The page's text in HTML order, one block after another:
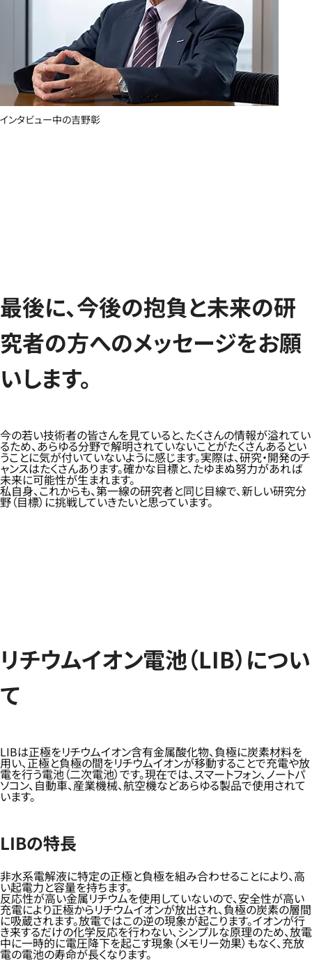
インタビュー中の吉野彰
最後に、今後の抱負と未来の研
究者の方へのメッセージをお願
いします。
今の若い技術者の皆さんを見ていると、たくさんの情報が溢れてい
るため、あらゆる分野で解明されていないことがたくさんあるとい
うことに気が付いていないように感じます。実際は、研究・開発のチ
ャンスはたくさんあります。確かな目標と、たゆまぬ努力があれば
未来に可能性が生まれます。
私自身、これからも、第一線の研究者と同じ目線で、新しい研究分
野（目標）に挑戦していきたいと思っています。
リチウムイオン電池（LIB）につい
て
LIBは正極をリチウムイオン含有金属酸化物、負極に炭素材料を
用い、正極と負極の間をリチウムイオンが移動することで充電や放
電を行う電池（二次電池）です。現在では、スマートフォン、ノートパ
ソコン、自動車、産業機械、航空機などあらゆる製品で使用されて
います。
LIBの特長
非水系電解液に特定の正極と負極を組み合わせることにより、高
い起電力と容量を持ちます。
反応性が高い金属リチウムを使用していないので、安全性が高い
充電により正極からリチウムイオンが放出され、負極の炭素の層間
に吸蔵されます。放電ではこの逆の現象が起こります。イオンが行
き来するだけの化学反応を行わない、シンプルな原理のため、放電
中に一時的に電圧降下を起こす現象（メモリー効果）もなく、充放
電の電池の寿命が長くなります。